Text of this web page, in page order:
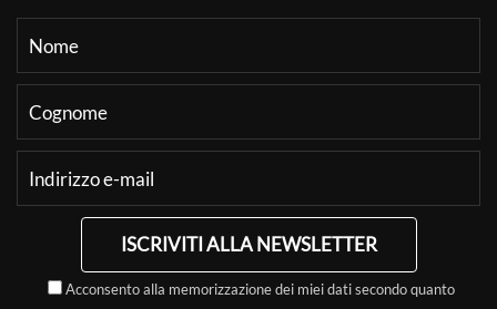
ISCRIVITI ALLA NEWSLETTER
Acconsento alla memorizzazione dei miei dati secondo quanto